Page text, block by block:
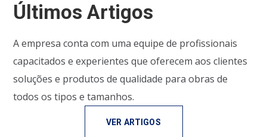
Últimos Artigos
A empresa conta com uma equipe de profissionais
capacitados e experientes que oferecem aos clientes
soluções e produtos de qualidade para obras de
todos os tipos e tamanhos.
VER ARTIGOS